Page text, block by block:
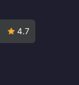
4.7